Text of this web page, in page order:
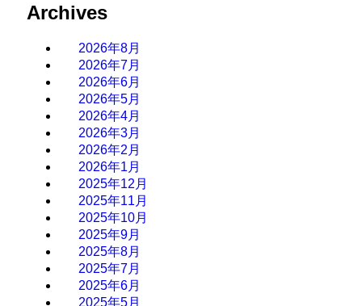
Archives
2026年8月
2026年7月
2026年6月
2026年5月
2026年4月
2026年3月
2026年2月
2026年1月
2025年12月
2025年11月
2025年10月
2025年9月
2025年8月
2025年7月
2025年6月
2025年5月